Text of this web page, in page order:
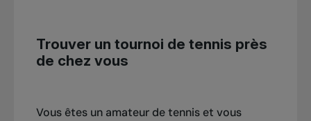
Trouver un tournoi de tennis près
de chez vous
Vous êtes un amateur de tennis et vous